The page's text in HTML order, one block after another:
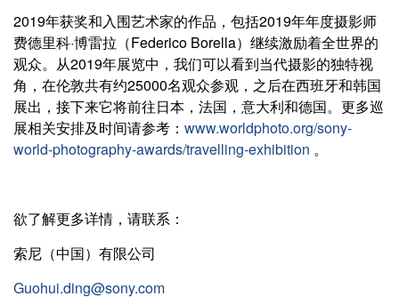
2019年获奖和入围艺术家的作品，包括2019年年度摄影师
费德里科·博雷拉（Federico Borella）继续激励着全世界的
观众。从2019年展览中，我们可以看到当代摄影的独特视
角，在伦敦共有约25000名观众参观，之后在西班牙和韩国
展出，接下来它将前往日本，法国，意大利和德国。更多巡
展相关安排及时间请参考： www.worldphoto.org/sony-
world-photography-awards/travelling-exhibition 。
欲了解更多详情，请联系：
索尼（中国）有限公司
Guohui.ding@sony.com